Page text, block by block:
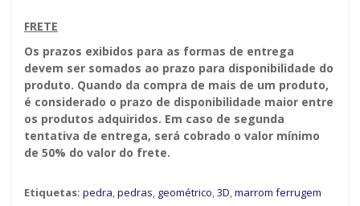
FRETE
Os prazos exibidos para as formas de entrega
devem ser somados ao prazo para disponibilidade do
produto. Quando da compra de mais de um produto,
é considerado o prazo de disponibilidade maior entre
os produtos adquiridos. Em caso de segunda
tentativa de entrega, será cobrado o valor mínimo
de 50% do valor do frete.
Etiquetas: pedra,pedras, geométrico,3D,marrom ferrugem